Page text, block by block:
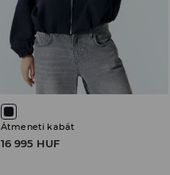
Átmeneti kabát
16 995 HUF